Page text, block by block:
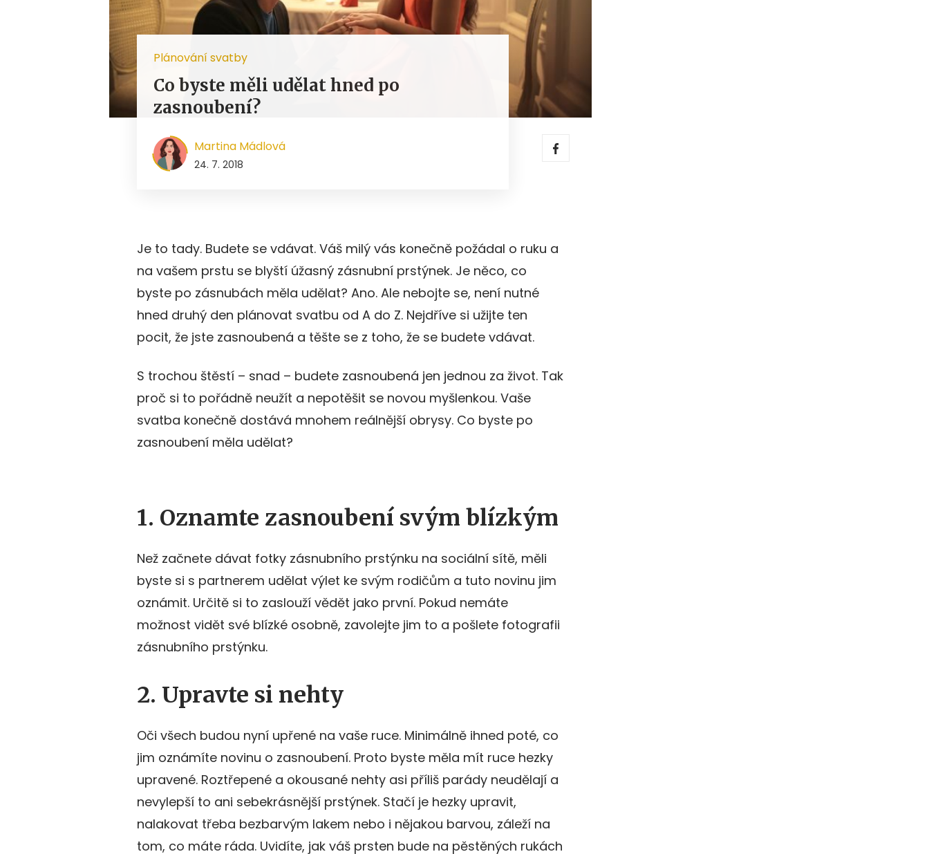
Plánování svatby
Co byste měli udělat hned po
zasnoubení?
Martina Mádlová
24. 7. 2018
Je to tady. Budete se vdávat. Váš milý vás konečně požádal o ruku a
na vašem prstu se blyští úžasný zásnubní prstýnek. Je něco, co
byste po zásnubách měla udělat? Ano. Ale nebojte se, není nutné
hned druhý den plánovat svatbu od A do Z. Nejdříve si užijte ten
pocit, že jste zasnoubená a těšte se z toho, že se budete vdávat.
S trochou štěstí – snad – budete zasnoubená jen jednou za život. Tak
proč si to pořádně neužít a nepotěšit se novou myšlenkou. Vaše
svatba konečně dostává mnohem reálnější obrysy. Co byste po
zasnoubení měla udělat?
1. Oznamte zasnoubení svým blízkým
Než začnete dávat fotky zásnubního prstýnku na sociální sítě, měli
byste si s partnerem udělat výlet ke svým rodičům a tuto novinu jim
oznámit. Určitě si to zaslouží vědět jako první. Pokud nemáte
možnost vidět své blízké osobně, zavolejte jim to a pošlete fotografii
zásnubního prstýnku.
2. Upravte si nehty
Oči všech budou nyní upřené na vaše ruce. Minimálně ihned poté, co
jim oznámíte novinu o zasnoubení. Proto byste měla mít ruce hezky
upravené. Roztřepené a okousané nehty asi příliš parády neudělají a
nevylepší to ani sebekrásnější prstýnek. Stačí je hezky upravit,
nalakovat třeba bezbarvým lakem nebo i nějakou barvou, záleží na
tom, co máte ráda. Uvidíte, jak váš prsten bude na pěstěných rukách